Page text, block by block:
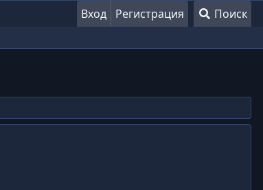
Вход Регистрация Поиск